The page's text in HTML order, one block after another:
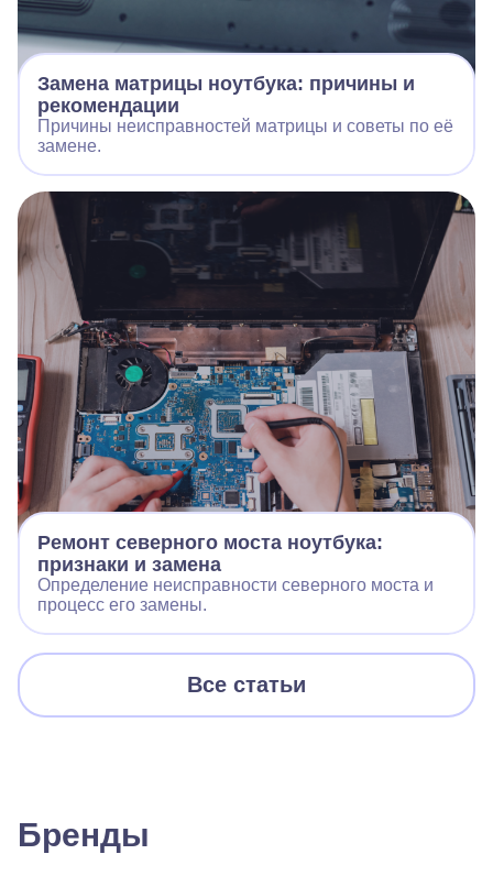
Замена матрицы ноутбука: причины и
рекомендации
Причины неисправностей матрицы и советы по её
замене.
Ремонт северного моста ноутбука:
признаки и замена
Определение неисправности северного моста и
процесс его замены.
Все статьи
Бренды